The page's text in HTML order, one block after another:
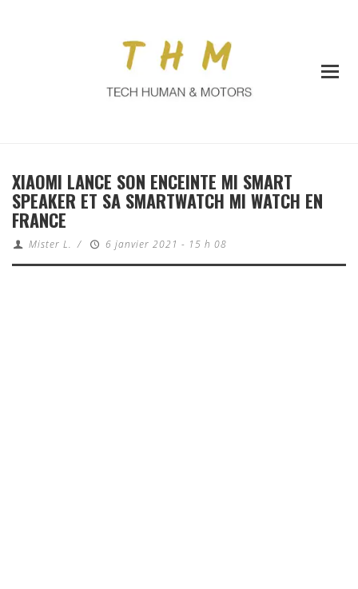
XIAOMI LANCE SON ENCEINTE MI SMART
SPEAKER ET SA SMARTWATCH MI WATCH EN
FRANCE
Mister L. / 6 janvier 2021 - 15 h 08